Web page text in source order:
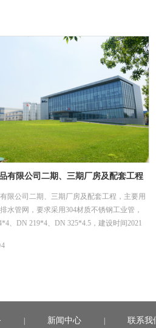
云区江高净水厂设计-采购-施工总承包
云区江高净水厂设计-采购-施工总承包(EPC)项
项目水质净化厂工艺管道，要求采用304材质不锈
，规格是DN25-DN1400，建设时间2019年10
04
| 新闻中心 | 联系我